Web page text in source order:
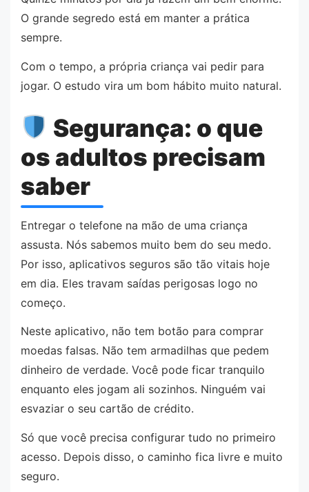
O grande segredo está em manter a prática
sempre.
Com o tempo, a própria criança vai pedir para
jogar. O estudo vira um bom hábito muito natural.
Segurança: o que
os adultos precisam
saber
Entregar o telefone na mão de uma criança
assusta. Nós sabemos muito bem do seu medo.
Por isso, aplicativos seguros são tão vitais hoje
em dia. Eles travam saídas perigosas logo no
começo.
Neste aplicativo, não tem botão para comprar
moedas falsas. Não tem armadilhas que pedem
dinheiro de verdade. Você pode ficar tranquilo
enquanto eles jogam ali sozinhos. Ninguém vai
esvaziar o seu cartão de crédito.
Só que você precisa configurar tudo no primeiro
acesso. Depois disso, o caminho fica livre e muito
seguro.